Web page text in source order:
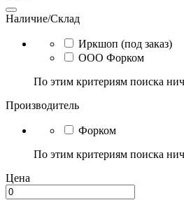
Наличие/Склад
Иркшоп (под заказ)
ООО Форком
По этим критериям поиска
Производитель
Форком
По этим критериям поиска
Цена